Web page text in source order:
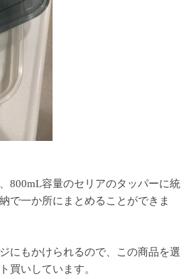
800mL容量のセリアのタッパーに統
で一か所にまとめることができま
にもかけられるので、この商品を選
買いしています。